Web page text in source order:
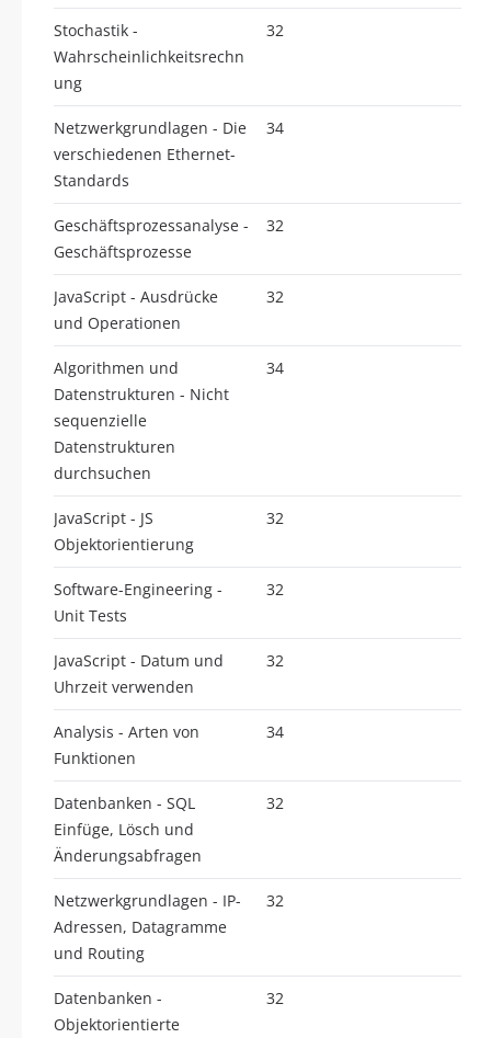
Stochastik -
Wahrscheinlichkeitsrechn
ung
32
Netzwerkgrundlagen - Die
verschiedenen Ethernet-
Standards
34
Geschäftsprozessanalyse -
Geschäftsprozesse
32
JavaScript - Ausdrücke
und Operationen
32
Algorithmen und
Datenstrukturen - Nicht
sequenzielle
Datenstrukturen
durchsuchen
34
JavaScript - JS
Objektorientierung
32
Software-Engineering -
Unit Tests
32
JavaScript - Datum und
Uhrzeit verwenden
32
Analysis - Arten von
Funktionen
34
Datenbanken - SQL
Einfüge, Lösch und
Änderungsabfragen
32
Netzwerkgrundlagen - IP-
Adressen, Datagramme
und Routing
32
Datenbanken -
Objektorientierte
32